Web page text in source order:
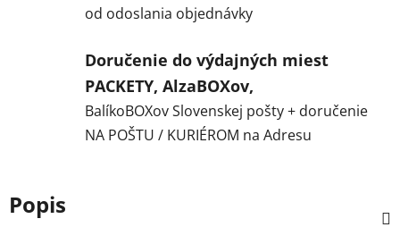
od odoslania objednávky
Doručenie do výdajných miest
PACKETY, AlzaBOXov,
BalíkoBOXov Slovenskej pošty + doručenie
NA POŠTU / KURIÉROM na Adresu
Popis